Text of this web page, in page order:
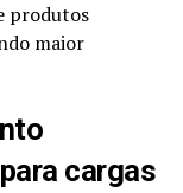
produtos
maior
cargas